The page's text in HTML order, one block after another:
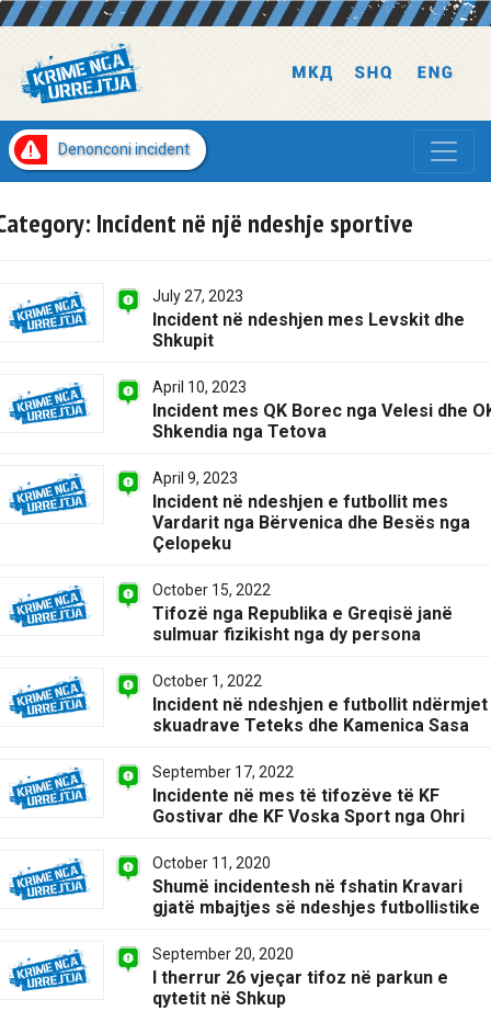
Denonconi incident
Incident në një ndeshje sportive
July 27, 2023
Incident në ndeshjen mes Levskit dhe
Shkupit
April 10, 2023
Incident mes QK Borec nga Velesi dhe
Shkendia nga Tetova
April 9, 2023
Incident në ndeshjen e futbollit mes
Vardarit nga Bërvenica dhe Besës nga
Çelopeku
October 15, 2022
Tifozë nga Republika e Greqisë janë
sulmuar fizikisht nga dy persona
October 1, 2022
Incident në ndeshjen e futbollit ndërmjet
skuadrave Teteks dhe Kamenica Sasa
September 17, 2022
Incidente në mes të tifozëve të KF
Gostivar dhe KF Voska Sport nga Ohri
October 11, 2020
Shumë incidentesh në fshatin Kravari
gjatë mbajtjes së ndeshjes futbollistike
September 20, 2020
I therrur 26 vjeçar tifoz në parkun e
qytetit në Shkup